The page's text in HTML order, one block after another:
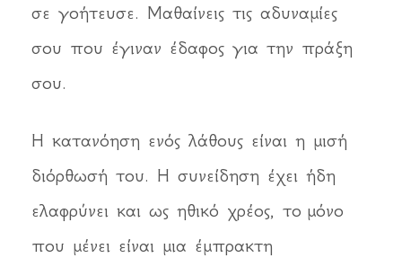
σε γοήτευσε. Μαθαίνεις τις αδυναμίες
σου που έγιναν έδαφος για την πράξη
σου.
Η κατανόηση ενός λάθους είναι η μισή
διόρθωσή του. Η συνείδηση έχει ήδη
ελαφρύνει και ως ηθικό χρέος, το μόνο
που μένει είναι μια έμπρακτη